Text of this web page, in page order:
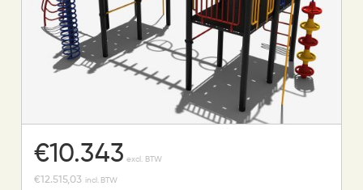
€10.343 excl. BTW
€12.515,03 incl. BTW